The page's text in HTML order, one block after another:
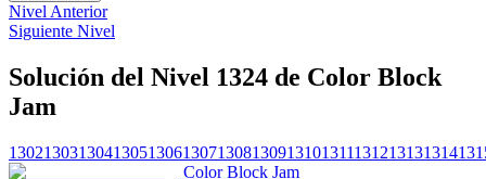
Nivel Anterior
Siguiente Nivel
Solución del Nivel 1324 de Color Block
Jam
1302130313041305130613071308130913101311131213131314
Color Block Jam